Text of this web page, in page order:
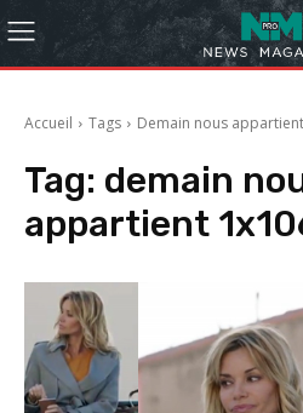
Accueil Tags Demain nous
Tag: demain
appartient